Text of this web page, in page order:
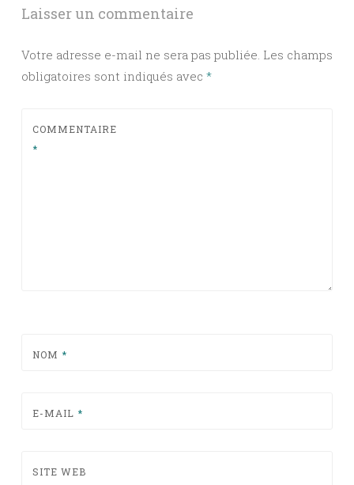
Laisser un commentaire
Votre adresse e-mail ne sera pas publiée. Les champs
obligatoires sont indiqués avec *
COMMENTAIRE
*
NOM *
E-MAIL *
SITE WEB